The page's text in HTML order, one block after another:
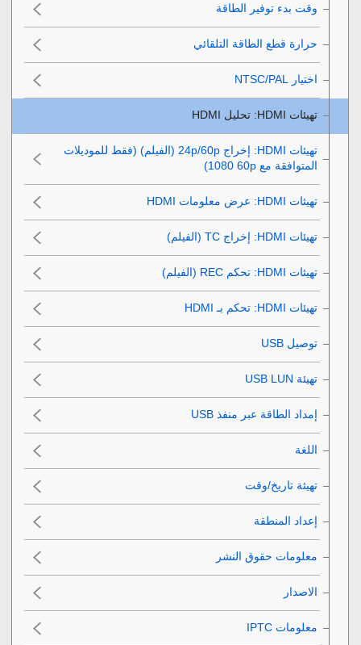
وقت بدء توفير الطاقة
حرارة قطع الطاقة التلقائي
اختيار NTSC/PAL‎‏
تهيئات HDMI‎‏ : تحليل HDMI‎‏
تهيئات HDMI‎‏ : إخراج 24p/60p‎‏ (الفيلم)
(فقط للموديلات
المتوافقة مع ‎1080 60p‎)
تهيئات HDMI‎‏ : عرض معلومات HDMI‎‏
تهيئات HDMI‎‏ : إخراج TC‎‏ (الفيلم)
تهيئات HDMI‎‏ : تحكم REC‎‏ (الفيلم)
تهيئات HDMI‎‏ : تحكم بـ HDMI‎‏
توصيل USB‎‏
تهيئة USB LUN‎‏
اللغة
تهيئة تاريخ/وقت
إعداد المنطقة
معلومات حقوق النشر
الاصدار
معلومات IPTC‎‏